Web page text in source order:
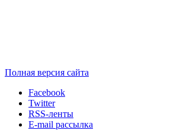
Полная версия сайта
Facebook
Twitter
RSS-ленты
E-mail рассылка